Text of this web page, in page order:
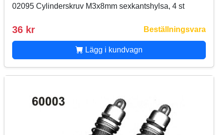
02095 Cylinderskruv M3x8mm sexkantshylsa, 4 st
36 kr Beställningsvara
Lägg i kundvagn